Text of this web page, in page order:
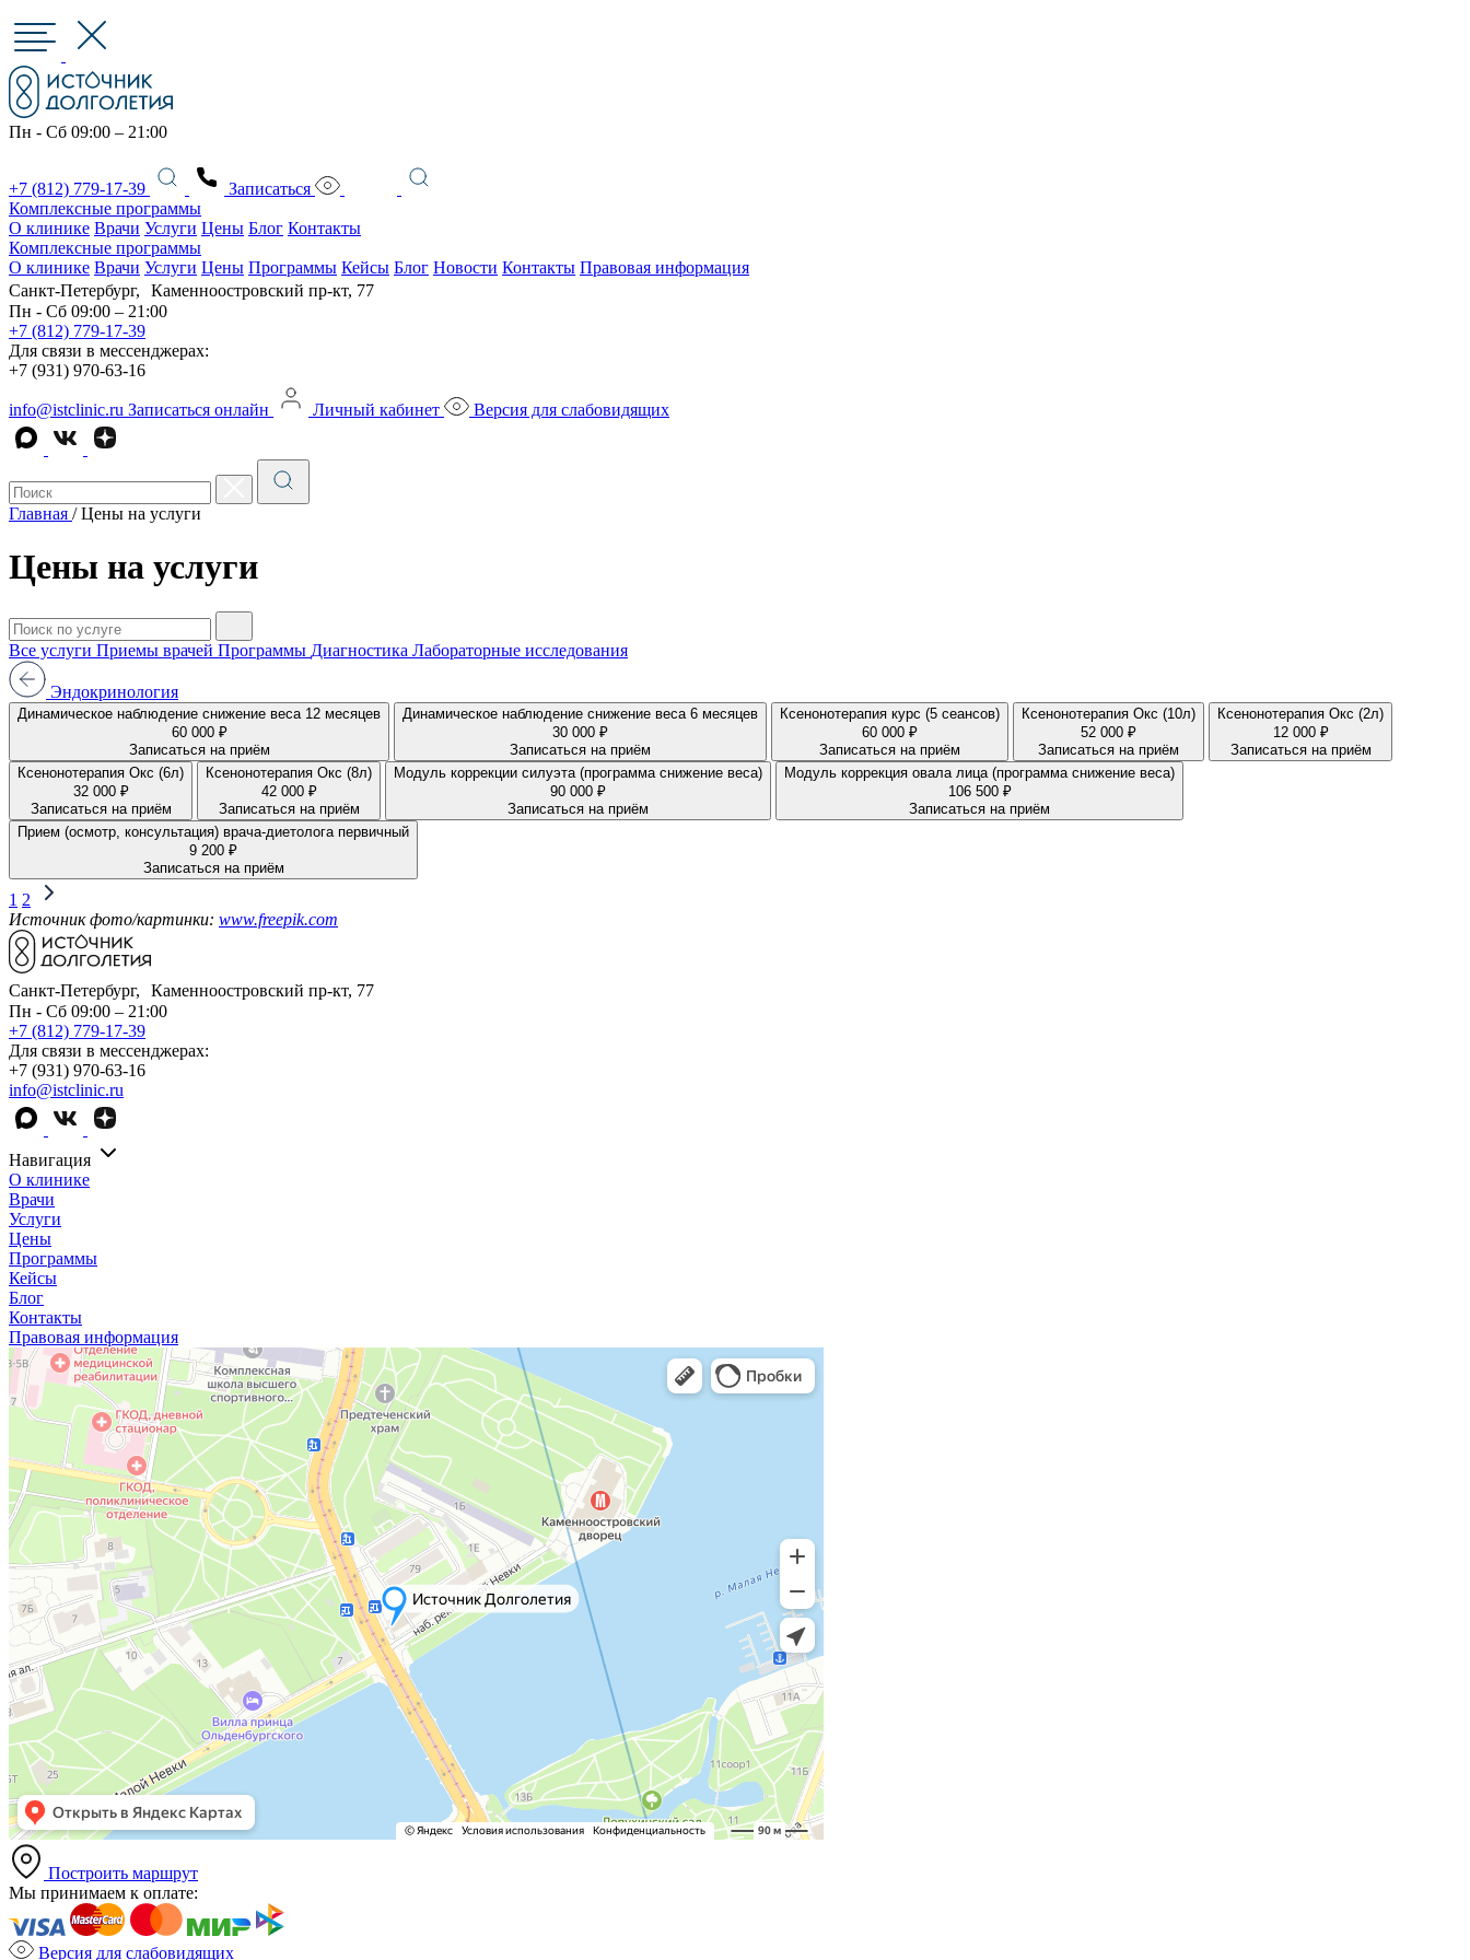
Пн - Сб 09:00 – 21:00
+7 (812) 779-17-39
Записаться
Комплексные программы
О клинике Врачи Услуги Цены Блог Контакты
Комплексные программы
О клинике Врачи Услуги Цены Программы Кейсы Блог Новости Контакты Правовая информация
Санкт-Петербург, Каменноостровский пр-кт, 77
Пн - Сб 09:00 – 21:00
+7 (812) 779-17-39
Для связи в мессенджерах:
+7 (931) 970-63-16
info@istclinic.ru Записаться онлайн Личный кабинет Версия для слабовидящих
Главная / Цены на услуги
Цены на услуги
Все услуги Приемы врачей Программы Диагностика Лабораторные исследования
Эндокринология
Динамическое наблюдение снижение веса 12 месяцев
60 000 ₽
Записаться на приём
Динамическое наблюдение снижение веса 6 месяцев
30 000 ₽
Записаться на приём
Ксенонотерапия курс (5 сеансов)
60 000 ₽
Записаться на приём
Ксенонотерапия Окс (10л)
52 000 ₽
Записаться на приём
Ксенонотерапия Окс (2л)
12 000 ₽
Записаться на приём
Ксенонотерапия Окс (6л)
32 000 ₽
Записаться на приём
Ксенонотерапия Окс (8л)
42 000 ₽
Записаться на приём
Модуль коррекции силуэта (программа снижение веса)
90 000 ₽
Записаться на приём
Модуль коррекция овала лица (программа снижение веса)
106 500 ₽
Записаться на приём
Прием (осмотр, консультация) врача-диетолога первичный
9 200 ₽
Записаться на приём
1 2
Источник фото/картинки: www.freepik.com
Санкт-Петербург, Каменноостровский пр-кт, 77
Пн - Сб 09:00 – 21:00
+7 (812) 779-17-39
Для связи в мессенджерах:
+7 (931) 970-63-16
info@istclinic.ru
Навигация
О клинике
Врачи
Услуги
Цены
Программы
Кейсы
Блог
Контакты
Правовая информация
Построить маршрут
Мы принимаем к оплате:
Версия для слабовидящих